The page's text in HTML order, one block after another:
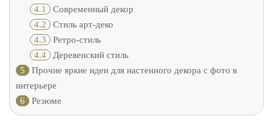
4.1 Современный декор
4.2 Стиль арт-деко
4.3 Ретро-стиль
4.4 Деревенский стиль
5
Прочие яркие идеи для настенного декора с фото в
интерьере
6
Резюме